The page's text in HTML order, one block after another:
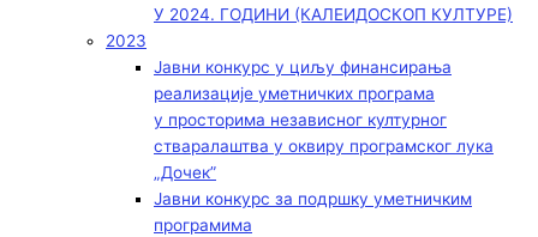
У 2024. ГОДИНИ (КАЛЕИДОСКОП КУЛТУРЕ)
2023
Јавни конкурс у циљу финансирања
реализације уметничких програма
у просторима независног културног
стваралаштва у оквиру програмског лука
„Дочек”
Јавни конкурс за подршку уметничким
програмима